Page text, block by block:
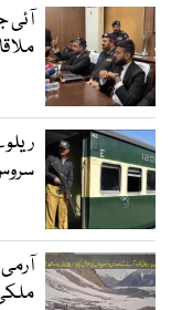
آئی